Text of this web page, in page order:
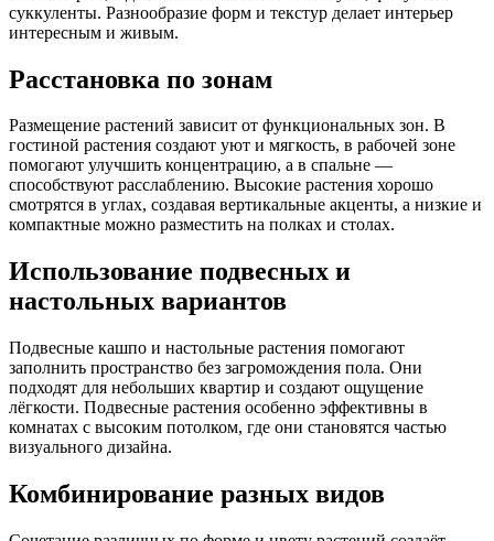
суккуленты. Разнообразие форм и текстур делает интерьер
интересным и живым.
Расстановка по зонам
Размещение растений зависит от функциональных зон. В
гостиной растения создают уют и мягкость, в рабочей зоне
помогают улучшить концентрацию, а в спальне —
способствуют расслаблению. Высокие растения хорошо
смотрятся в углах, создавая вертикальные акценты, а низкие и
компактные можно разместить на полках и столах.
Использование подвесных и
настольных вариантов
Подвесные кашпо и настольные растения помогают
заполнить пространство без загромождения пола. Они
подходят для небольших квартир и создают ощущение
лёгкости. Подвесные растения особенно эффективны в
комнатах с высоким потолком, где они становятся частью
визуального дизайна.
Комбинирование разных видов